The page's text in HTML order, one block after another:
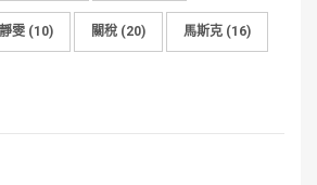
雯 (10) 關稅 (20) 馬斯克 (16)